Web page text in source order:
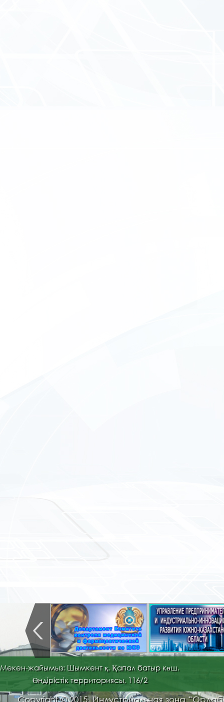
Мекен-жайымыз: Шымкент қ. Қапал батыр көш.
Өндірістік территориясы, 116/2
Copyright © 2015. Индустриальная зона